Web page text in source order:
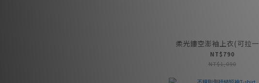
柔光鏤空澎袖上衣(可拉
NT$790
NT$1,090